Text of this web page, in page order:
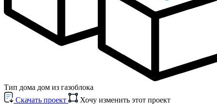
Тип дома дом из газоблока
Cкачать проект
Хочу изменить этот проект